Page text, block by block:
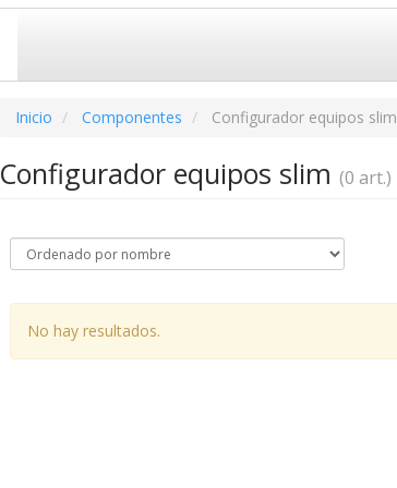
Inicio Componentes Configurador equipos slim
Configurador equipos slim (0 art.)
No hay resultados.